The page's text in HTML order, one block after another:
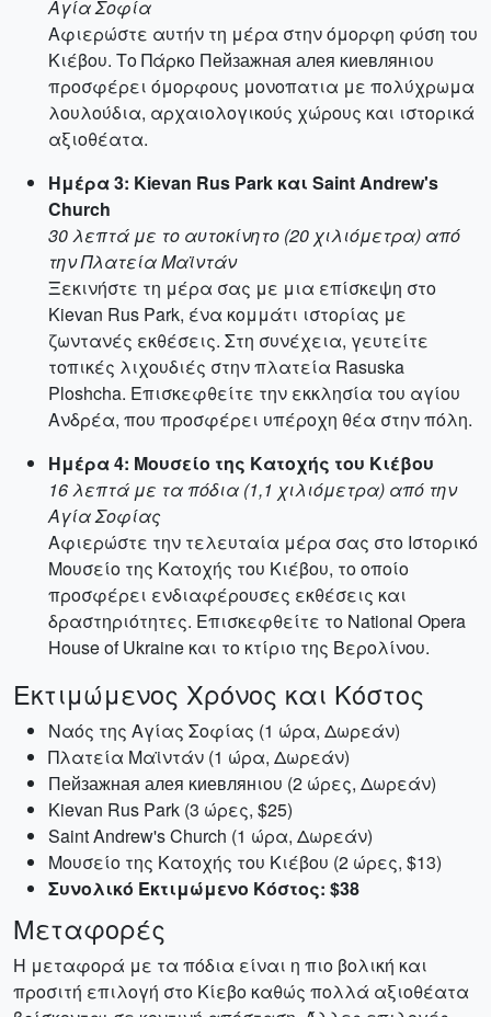
Αγία Σοφία
Αφιερώστε αυτήν τη μέρα στην όμορφη φύση του
Κιέβου. Το Πάρκο Пейзажная алея κиевлянιου
προσφέρει όμορφους μονοπατια με πολύχρωμα
λουλούδια, αρχαιολογικούς χώρους και ιστορικά
αξιοθέατα.
Ημέρα 3: Kievan Rus Park και Saint Andrew's
Church
30 λεπτά με το αυτοκίνητο (20 χιλιόμετρα) από
την Πλατεία Μαϊντάν
Ξεκινήστε τη μέρα σας με μια επίσκεψη στο
Kievan Rus Park, ένα κομμάτι ιστορίας με
ζωντανές εκθέσεις. Στη συνέχεια, γευτείτε
τοπικές λιχουδιές στην πλατεία Rasuska
Ploshcha. Επισκεφθείτε την εκκλησία του αγίου
Ανδρέα, που προσφέρει υπέροχη θέα στην πόλη.
Ημέρα 4: Μουσείο της Κατοχής του Κιέβου
16 λεπτά με τα πόδια (1,1 χιλιόμετρα) από την
Αγία Σοφίας
Αφιερώστε την τελευταία μέρα σας στο Ιστορικό
Μουσείο της Κατοχής του Κιέβου, το οποίο
προσφέρει ενδιαφέρουσες εκθέσεις και
δραστηριότητες. Επισκεφθείτε το National Opera
House of Ukraine και το κτίριο της Βερολίνου.
Εκτιμώμενος Χρόνος και Κόστος
Ναός της Αγίας Σοφίας (1 ώρα, Δωρεάν)
Πλατεία Μαϊντάν (1 ώρα, Δωρεάν)
Пейзажная алея κиевлянιου (2 ώρες, Δωρεάν)
Kievan Rus Park (3 ώρες, $25)
Saint Andrew's Church (1 ώρα, Δωρεάν)
Μουσείο της Κατοχής του Κιέβου (2 ώρες, $13)
Συνολικό Εκτιμώμενο Κόστος: $38
Μεταφορές
Η μεταφορά με τα πόδια είναι η πιο βολική και
προσιτή επιλογή στο Κίεβο καθώς πολλά αξιοθέατα